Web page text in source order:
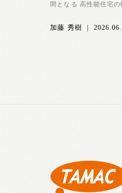
間となる 高性能住宅
加藤 秀樹 |